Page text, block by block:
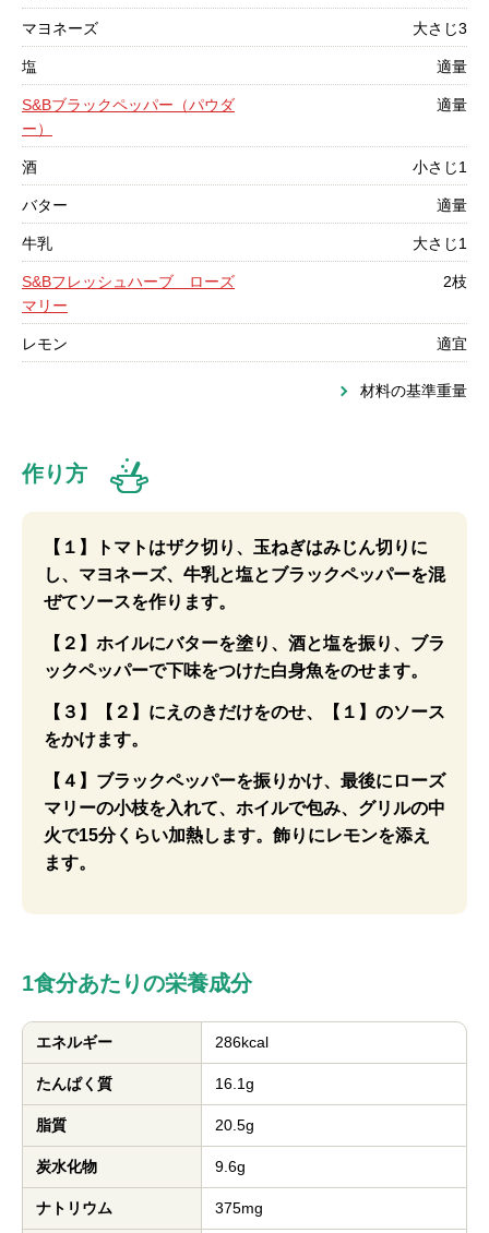
マヨネーズ 大さじ3
塩 適量
S&Bブラックペッパー（パウダ
ー）
適量
酒 小さじ1
バター 適量
牛乳 大さじ1
S&Bフレッシュハーブ ローズ
マリー
2枝
レモン 適宜
材料の基準重量
作り方
【１】トマトはザク切り、玉ねぎはみじん切りに
し、マヨネーズ、牛乳と塩とブラックペッパーを混
ぜてソースを作ります。
【２】ホイルにバターを塗り、酒と塩を振り、ブラ
ックペッパーで下味をつけた白身魚をのせます。
【３】【２】にえのきだけをのせ、【１】のソース
をかけます。
【４】ブラックペッパーを振りかけ、最後にローズ
マリーの小枝を入れて、ホイルで包み、グリルの中
火で15分くらい加熱します。飾りにレモンを添え
ます。
1食分あたりの栄養成分
エネルギー 286kcal
たんぱく質 16.1g
脂質 20.5g
炭水化物 9.6g
ナトリウム 375mg